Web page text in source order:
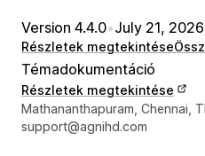
Version 4.4.0•July 21, 2026
Részletek megtekintése
Témadokumentáció
Részletek megtekintése
Dizájner kapcsolattartási
Mathananthapuram, Chennai,
support@agnihd.com